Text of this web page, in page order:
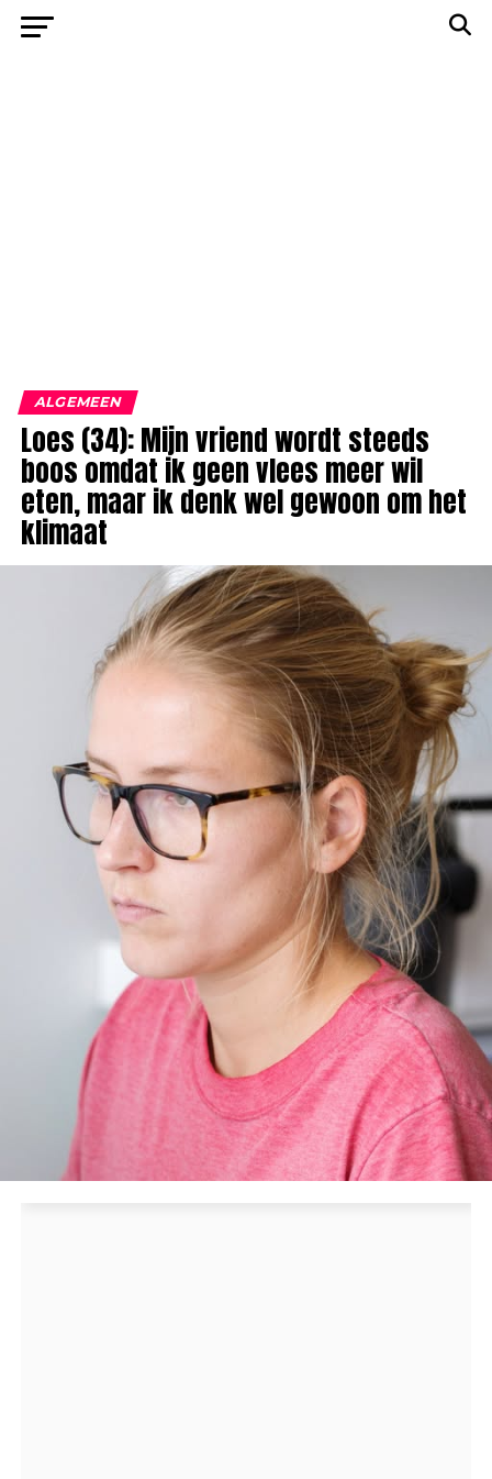
ALGEMEEN
Loes (34): Mijn vriend wordt steeds
boos omdat ik geen vlees meer wil
eten, maar ik denk wel gewoon om het
klimaat